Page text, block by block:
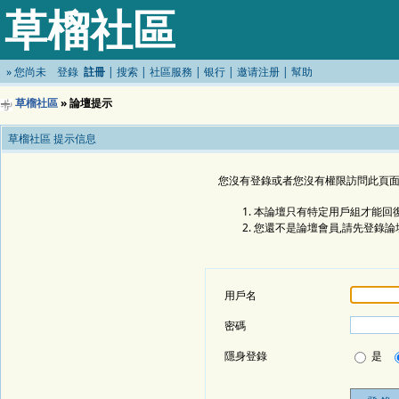
草榴社區
»您尚未 登錄 註冊 | 搜索 | 社區服務 | 银行 | 邀请注册 | 幫助
草榴社區» 論壇提示
草榴社區 提示信息
您沒有登錄或者您沒有權限訪問此頁
本論壇只有特定用戶組才能回
您還不是論壇會員,請先登錄論
用戶名
密碼
隱身登錄
是